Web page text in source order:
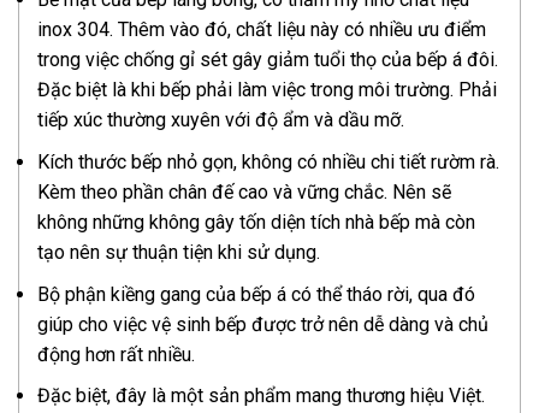
inox 304. Thêm vào đó, chất liệu này có nhiều ưu điểm
trong việc chống gỉ sét gây giảm tuổi thọ của bếp á đôi.
Đặc biệt là khi bếp phải làm việc trong môi trường. Phải
tiếp xúc thường xuyên với độ ẩm và dầu mỡ.
Kích thước bếp nhỏ gọn, không có nhiều chi tiết rườm rà.
Kèm theo phần chân đế cao và vững chắc. Nên sẽ
không những không gây tốn diện tích nhà bếp mà còn
tạo nên sự thuận tiện khi sử dụng.
Bộ phận kiềng gang của bếp á có thể tháo rời, qua đó
giúp cho việc vệ sinh bếp được trở nên dễ dàng và chủ
động hơn rất nhiều.
Đặc biệt, đây là một sản phẩm mang thương hiệu Việt.